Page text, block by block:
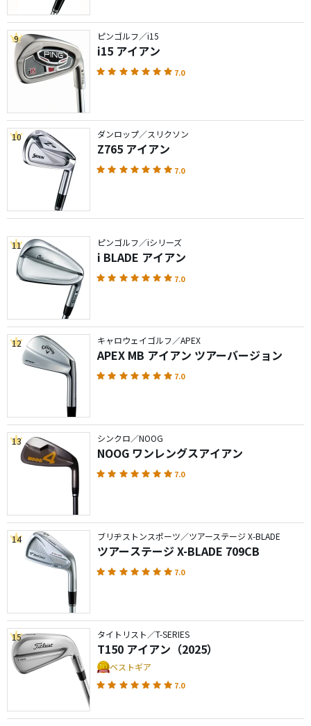
9 ピンゴルフ／i15
i15 アイアン
7.0
10 ダンロップ／スリクソン
Z765 アイアン
7.0
11 ピンゴルフ／iシリーズ
i BLADE アイアン
7.0
12 キャロウェイゴルフ／APEX
APEX MB アイアン ツアーバージョン
7.0
13 シンクロ／NOOG
NOOG ワンレングスアイアン
7.0
14 ブリヂストンスポーツ／ツアーステージ X-BLADE
ツアーステージ X-BLADE 709CB
7.0
15 タイトリスト／T-SERIES
T150 アイアン（2025）
ベストギア
7.0